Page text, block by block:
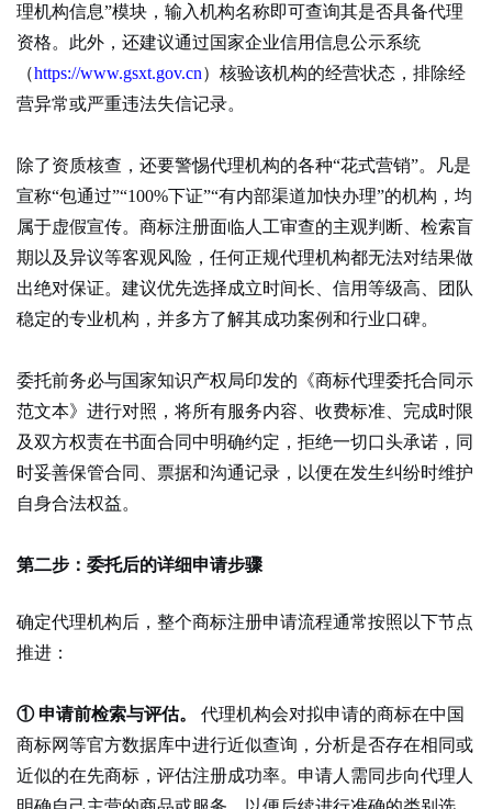
理机构信息”模块，输入机构名称即可查询其是否具备代理
资格。此外，还建议通过国家企业信用信息公示系统
（https://www.gsxt.gov.cn）核验该机构的经营状态，排除经
营异常或严重违法失信记录。
除了资质核查，还要警惕代理机构的各种“花式营销”。凡是
宣称“包通过”“100%下证”“有内部渠道加快办理”的机构，均
属于虚假宣传。商标注册面临人工审查的主观判断、检索盲
期以及异议等客观风险，任何正规代理机构都无法对结果做
出绝对保证。建议优先选择成立时间长、信用等级高、团队
稳定的专业机构，并多方了解其成功案例和行业口碑。
委托前务必与国家知识产权局印发的《商标代理委托合同示
范文本》进行对照，将所有服务内容、收费标准、完成时限
及双方权责在书面合同中明确约定，拒绝一切口头承诺，同
时妥善保管合同、票据和沟通记录，以便在发生纠纷时维护
自身合法权益。
第二步：委托后的详细申请步骤
确定代理机构后，整个商标注册申请流程通常按照以下节点
推进：
① 申请前检索与评估。
代理机构会对拟申请的商标在中国
商标网等官方数据库中进行近似查询，分析是否存在相同或
近似的在先商标，评估注册成功率。申请人需同步向代理人